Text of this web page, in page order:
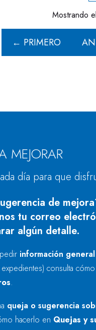
Mostrando
← PRIMERO
MEJORAR
día para que
de
tu correo
algún detalle.
información
expedientes) consulta
.
queja o sugerencia
hacerlo en Quejas y